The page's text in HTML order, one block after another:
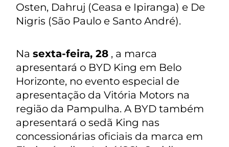
Osten, Dahruj (Ceasa e Ipiranga) e De
Nigris (São Paulo e Santo André).
Nasexta-feira, 28 , a marca
apresentará o BYD King em Belo
Horizonte, no evento especial de
apresentação da Vitória Motors na
região da Pampulha. A BYD também
apresentará o sedã King nas
concessionárias oficiais da marca em